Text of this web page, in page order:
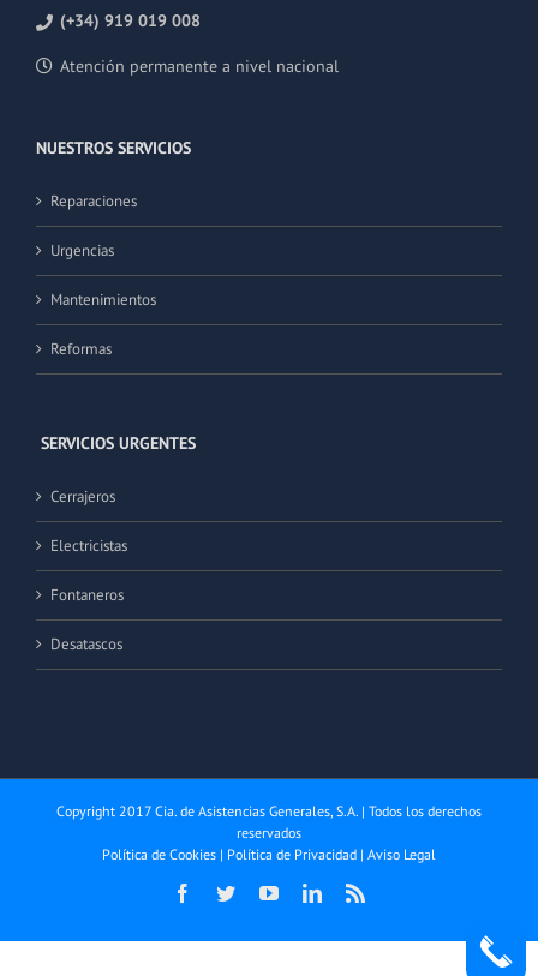
(+34) 919 019 008
Atención permanente a nivel nacional
NUESTROS SERVICIOS
Reparaciones
Urgencias
Mantenimientos
Reformas
SERVICIOS URGENTES
Cerrajeros
Electricistas
Fontaneros
Desatascos
Copyright 2017 Cia. de Asistencias Generales, S.A. | Todos los derechos
reservados
Política de Cookies | Política de Privacidad | Aviso Legal
Facebook
TwitterYouTubeLinkedIn
Rss